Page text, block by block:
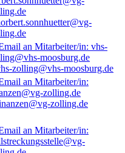
zolling@vhs-moosburg.de
zolling.de